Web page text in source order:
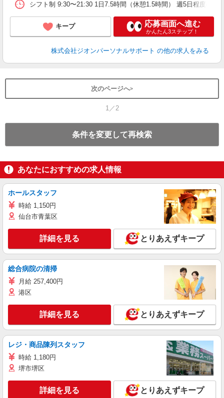
シフト制 9:30〜21:30 1日7.5時間（休憩1.5時間） 週5日程度の
キープ 応募画面へ進む
かんたん3ステップ！
株式会社ジオンパーソナルサポート の他の求人をみる
次のページへ
1／2
条件を変更して再検索
あなたにおすすめの求人情報
ホールスタッフ
時給 1,150円
仙台市青葉区
詳細を見る とりあえずキープ
総合病院の清掃
月給 257,400円
港区
詳細を見る とりあえずキープ
レジ・商品陳列スタッフ
時給 1,180円
堺市堺区
詳細を見る とりあえずキープ